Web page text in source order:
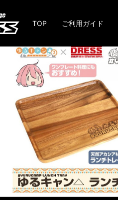
TOP ご利用ガイド